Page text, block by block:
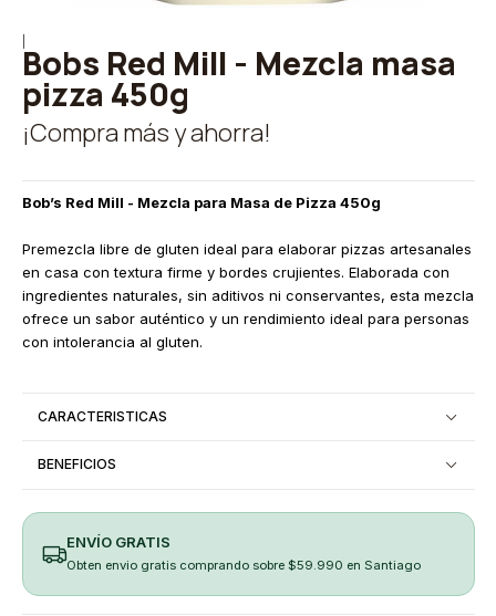
Bobs Red Mill - Mezcla masa
pizza 450g
¡Compra más y ahorra!
Bob’s Red Mill - Mezcla para Masa de Pizza 450g
Premezcla libre de gluten ideal para elaborar pizzas artesanales
en casa con textura firme y bordes crujientes. Elaborada con
ingredientes naturales, sin aditivos ni conservantes, esta mezcla
ofrece un sabor auténtico y un rendimiento ideal para personas
con intolerancia al gluten.
CARACTERISTICAS
BENEFICIOS
ENVÍO GRATIS
Obten envio gratis comprando sobre $59.990 en Santiago